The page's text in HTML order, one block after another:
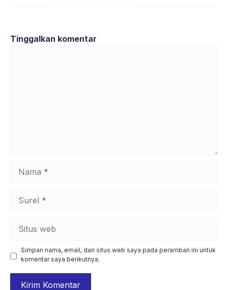
Tinggalkan komentar
web
Simpan nama, email, dan situs web saya pada peramban ini untuk
komentar saya berikutnya.